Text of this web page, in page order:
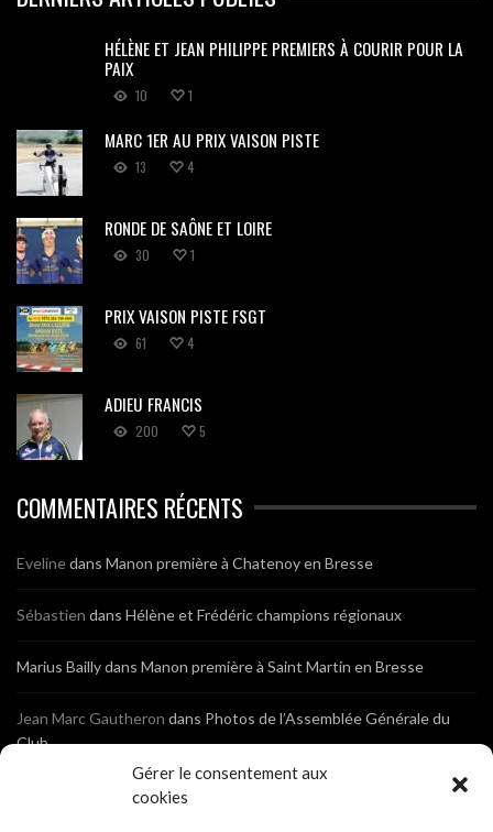
Gérer le consentement aux
cookies
HÉLÈNE ET JEAN PHILIPPE PREMIERS À COURIR POUR LA
PAIX
10 1
MARC 1ER AU PRIX VAISON PISTE
13 4
RONDE DE SAÔNE ET LOIRE
30 1
PRIX VAISON PISTE FSGT
61 4
ADIEU FRANCIS
200 5
COMMENTAIRES RÉCENTS
Evelinedans Manon première à Chatenoy en Bresse
Sébastien dans Hélène et Frédéric champions régionaux
Marius Baillydans Manon première à Saint Martin en Bresse
Jean Marc Gautheron dans Photos de l’Assemblée Générale du
Club
Photos de l’Assemblée Générale du Club